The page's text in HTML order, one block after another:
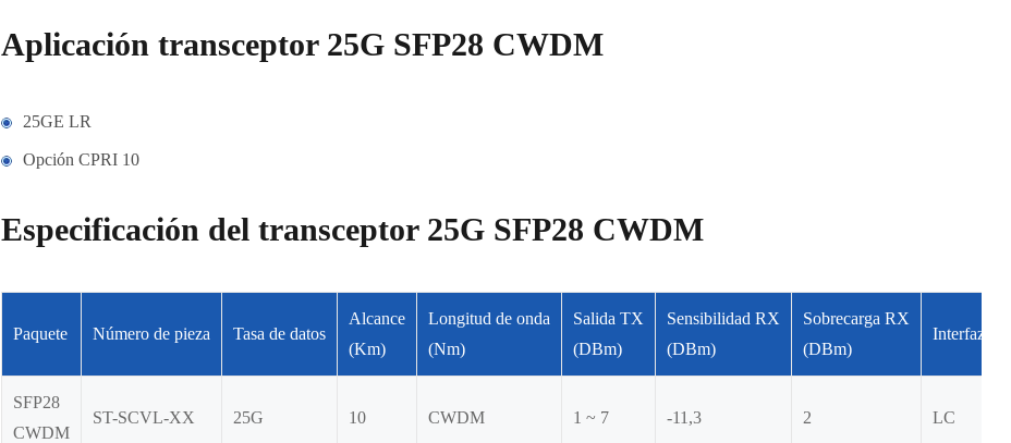
Aplicación transceptor 25G SFP28 CWDM
25GE LR
Opción CPRI 10
Especificación del transceptor 25G SFP28 CWDM
Paquete Número de pieza Tasa de datos
Alcance
(Km)
Longitud de onda
(Nm)
Salida TX
(DBm)
Sensibilidad RX
(DBm)
Sobrecarga RX
(DBm)
Interfaz
SFP28
CWDM
ST-SCVL-XX 25G 10 CWDM 1 ~ 7 -11,3 2 LC